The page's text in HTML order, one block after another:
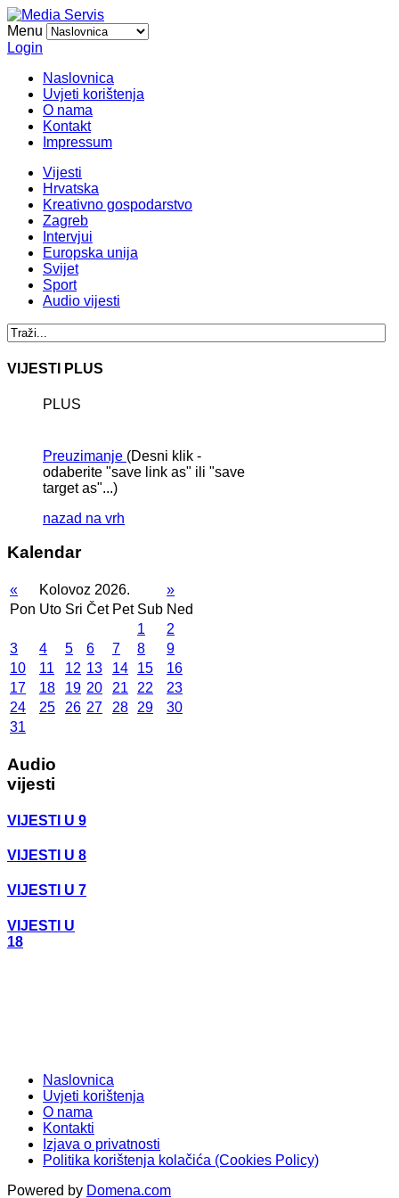
Menu
Login
Naslovnica
Uvjeti korištenja
O nama
Kontakt
Impressum
Vijesti
Hrvatska
Kreativno gospodarstvo
Zagreb
Intervjui
Europska unija
Svijet
Sport
Audio vijesti
VIJESTI PLUS
PLUS
Preuzimanje (Desni klik -
odaberite "save link as" ili "save
target as"...)
nazad na vrh
Kalendar
« Kolovoz 2026.
»
Pon Uto Sri Čet Pet Sub Ned
1
2
3
4 5 6 7 8
9
10
11 12 13 14 15
16
17
18 19 20 21 22
23
24
25 26 27 28 29
30
31
Audio
vijesti
VIJESTI U 9
VIJESTI U 8
VIJESTI U 7
VIJESTI U
18
Naslovnica
Uvjeti korištenja
O nama
Kontakti
Izjava o privatnosti
Politika korištenja kolačića (Cookies Policy)
Powered by Domena.com